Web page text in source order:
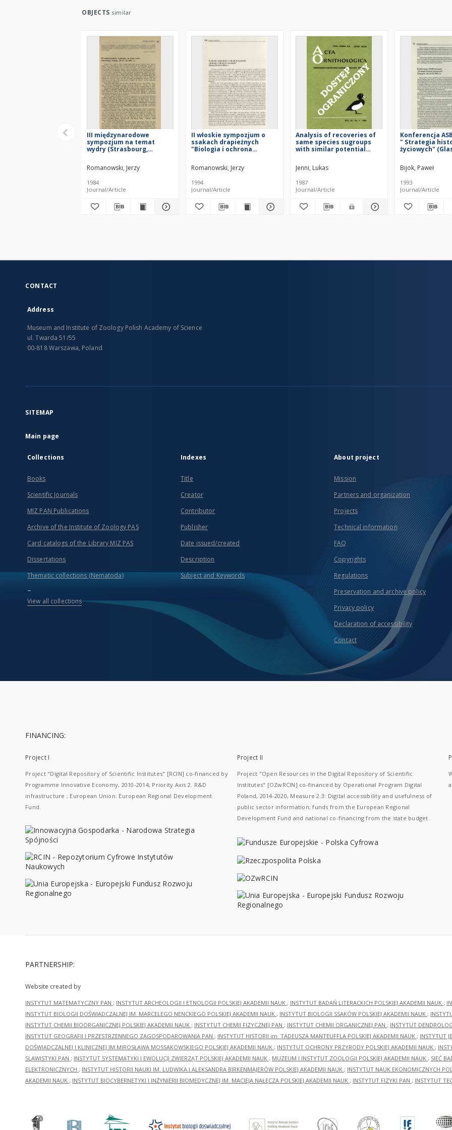
OBJECTS similar
III międzynarodowe
sympozjum na temat
wydry (Strasbourg,
Romanowski, Jerzy
1984
Journal/Article
II włoskie sympozjum o
ssakach drapieżnych
"Biologia i ochrona
Romanowski, Jerzy
1994
Journal/Article
Analysis of recoveries of
same species sugroups
with similar potential
Jenni, Lukas
1987
Journal/Article
Konferencja
" Strategia
życiowych"
Bijok, Paweł
1993
Journal/Article
CONTACT
Address
Museum and Institute of Zoology Polish Academy of Science
ul. Twarda 51/55
00-818 Warszawa, Poland
SITEMAP
Main page
Collections
Books
Scientific Journals
MIZ PAN Publications
Archive of the Institute of Zoology PAS
Card catalogs of the Library MIZ PAS
Dissertations
Thematic collections (Nematoda)
...
View all collections
Indexes
Title
Creator
Contributor
Publisher
Date issued/created
Description
Subject and Keywords
About project
Mission
Partners and organization
Projects
Technical information
FAQ
Copyrights
Regulations
Preservation and archive policy
Privacy policy
Declaration of accessibility
Contact
FINANCING:
Project I
Project "Digital Repository of Scientific Institutes" [RCIN] co-financed by
Programme Innovative Economy, 2010-2014, Priority Axis 2. R&D
infrastructure ; European Union. European Regional Development
Fund.
Project II
Project "Open Resources in the Digital Repository of Scientific
Institutes" [OZwRCIN] co-financed by Operational Program Digital
Poland, 2014-2020, Measure 2.3: Digital accessibility and usefulness of
public sector information; funds from the European Regional
Development Fund and national co-financing from the state budget.
PARTNERSHIP:
Website created by
INSTYTUT MATEMATYCZNY PAN ; INSTYTUT ARCHEOLOGII I ETNOLOGII POLSKIEJ AKADEMII NAUK ; INSTYTUT BADAŃ LITERACKICH POLSKIEJ AKADEMII NAUK ;
INSTYTUT BIOLOGII DOŚWIADCZALNEJ IM. MARCELEGO NENCKIEGO POLSKIEJ AKADEMII NAUK ; INSTYTUT BIOLOGII SSAKÓW POLSKIEJ AKADEMII NAUK ;
INSTYTUT CHEMII BIOORGANICZNEJ POLSKIEJ AKADEMII NAUK ; INSTYTUT CHEMII FIZYCZNEJ PAN ; INSTYTUT CHEMII ORGANICZNEJ PAN ; INSTYTUT
INSTYTUT GEOGRAFII I PRZESTRZENNEGO ZAGOSPODAROWANIA PAN ; INSTYTUT HISTORII im. TADEUSZA MANTEUFFLA POLSKIEJ AKADEMII NAUK ; INSTYTUT
DOŚWIADCZALNEJ I KLINICZNEJ IM.MIROSŁAWA MOSSAKOWSKIEGO POLSKIEJ AKADEMII NAUK ; INSTYTUT OCHRONY PRZYRODY POLSKIEJ AKADEMII NAUK ;
SLAWISTYKI PAN ; INSTYTUT SYSTEMATYKI I EWOLUCJI ZWIERZĄT POLSKIEJ AKADEMII NAUK ; MUZEUM I INSTYTUT ZOOLOGII POLSKIEJ AKADEMII NAUK ; SIEĆ
ELEKTRONICZNYCH ; INSTYTUT HISTORII NAUKI IM. LUDWIKA I ALEKSANDRA BIRKENMAJERÓW POLSKIEJ AKADEMII NAUK ; INSTYTUT NAUK EKONOMICZNYCH
AKADEMII NAUK ; INSTYTUT BIOCYBERNETYKI I INŻYNIERII BIOMEDYCZNEJ IM. MACIEJA NAŁĘCZA POLSKIEJ AKADEMII NAUK ; INSTYTUT FIZYKI PAN ; INSTYTUT